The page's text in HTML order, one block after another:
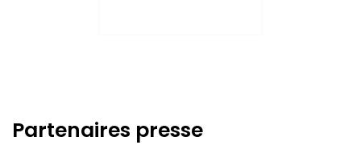
Partenaires presse